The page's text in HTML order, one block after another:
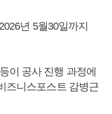
년 5월30일까지
이 공사 진행 과정에
즈니스포스트 감병근